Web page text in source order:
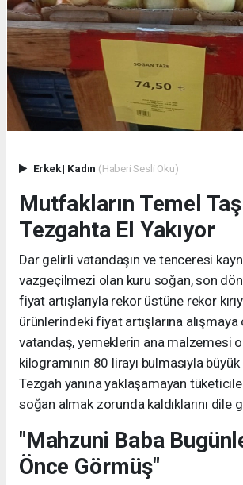
Erkek| Kadın (Haberi Sesli Oku)
Mutfakların Temel
Tezgahta El Yakıyor
Dar gelirli vatandaşın ve tenceresi
vazgeçilmezi olan kuru soğan, son
fiyat artışlarıyla rekor üstüne rekor
ürünlerindeki fiyat artışlarına alışmaya
vatandaş, yemeklerin ana malzemesi
kilogramının 80 lirayı bulmasıyla
Tezgah yanına yaklaşamayan
soğan almak zorunda kaldıklarını dile
"Mahzuni Baba
Önce Görmüş"